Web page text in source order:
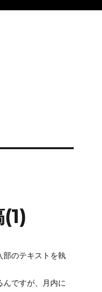
部のテキストを執
んですが、月内に